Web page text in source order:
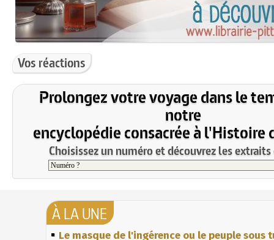
Vos réactions
Prolongez votre voyage dans le
notre
encyclopédie consacrée à l'Histoire
Choisissez un numéro et découvrez les
À LA UNE
Le masque de l'ingérence ou le peuple sous